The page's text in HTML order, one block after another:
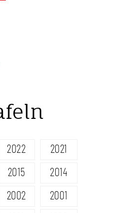
2022
2021
2015
2014
2002
2001